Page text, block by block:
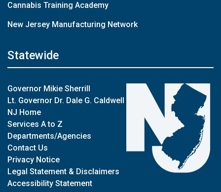
Cannabis Training Academy
New Jersey Manufacturing Network
Statewide
Governor Mikie Sherrill
Lt. Governor Dr. Dale G. Caldwell
NJ Home
Services A to Z
Departments/Agencies
Contact Us
Privacy Notice
Legal Statement & Disclaimers
Accessibility Statement